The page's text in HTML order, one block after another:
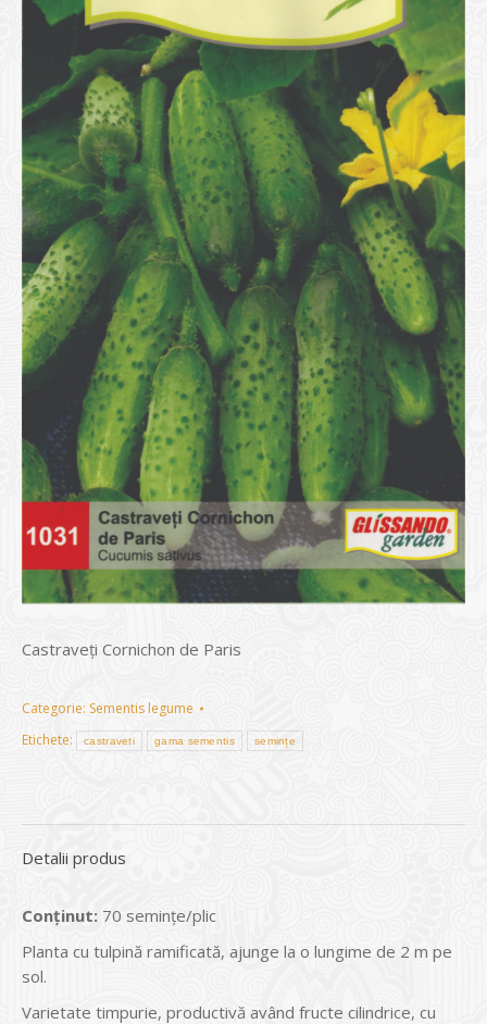
Castraveţi Cornichon de Paris
Categorie: Sementis legume
Etichete:
castraveti gama sementis semințe
Detalii produs
Conținut: 70 seminţe/plic
Planta cu tulpină ramificată, ajunge la o lungime de 2 m pe
sol.
Varietate timpurie, productivă având fructe cilindrice, cu